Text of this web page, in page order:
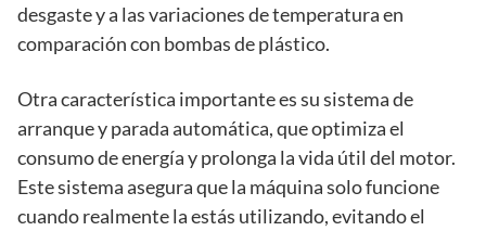
desgaste y a las variaciones de temperatura en
comparación con bombas de plástico.
Otra característica importante es su sistema de
arranque y parada automática, que optimiza el
consumo de energía y prolonga la vida útil del motor.
Este sistema asegura que la máquina solo funcione
cuando realmente la estás utilizando, evitando el